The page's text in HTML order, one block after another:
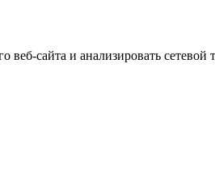
сайта и анализировать сетевой